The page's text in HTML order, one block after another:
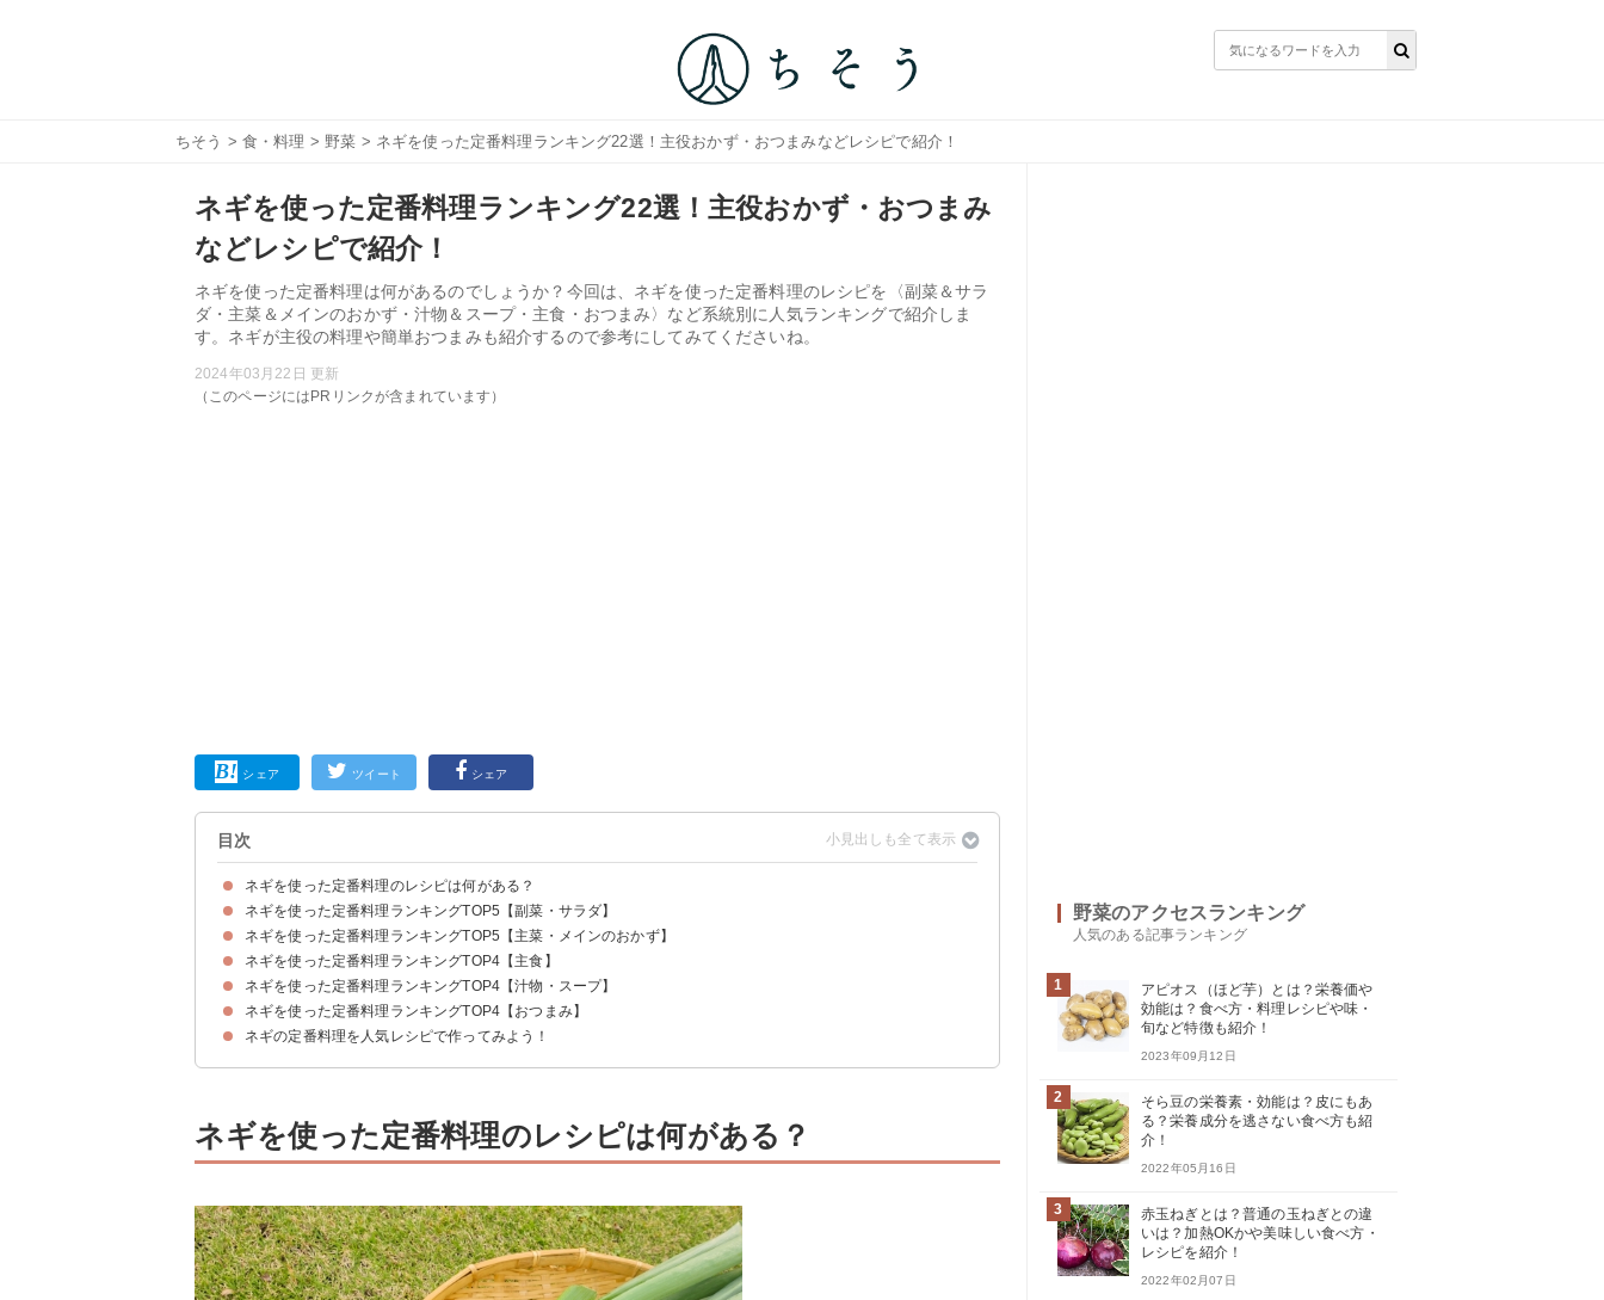
ちそう > 食・料理 > 野菜 > ネギを使った定番料理ランキング22選！主役おかず・おつまみなどレシピで紹介！
ネギを使った定番料理ランキング22選！主役おかず・おつまみ
などレシピで紹介！
ネギを使った定番料理は何があるのでしょうか？今回は、ネギを使った定番料理のレシピを〈副菜＆サラ
ダ・主菜＆メインのおかず・汁物＆スープ・主食・おつまみ〉など系統別に人気ランキングで紹介しま
す。ネギが主役の料理や簡単おつまみも紹介するので参考にしてみてくださいね。
2024年03月22日 更新
（このページにはPRリンクが含まれています）
シェア ツイート シェア
目次
ネギを使った定番料理のレシピは何がある？
ネギを使った定番料理ランキングTOP5【副菜・サラダ】
①人気1位の長ネギナムル
②長ネギのおかか炒め
③白ネギだけで作るやわらかコンソメ煮
④長ネギの棒棒鶏風サラダ
⑤ネギ入り卵焼き
ネギを使った定番料理ランキングTOP5【主菜・メインのおかず】
①肉によく合う甘酢ネギごまだれ
②鶏肉と豆腐のふんわり卵とじ
③厚揚げと豚肉のネギ塩レモン炒め
④油淋鶏
⑤豚巻き長ネギ
ネギを使った定番料理ランキングTOP4【主食】
①ネギ塩豚丼
②長ネギのシンプルパスタ
③あっさりネギうどん
④長ネギとマヨネーズのトースト
ネギを使った定番料理ランキングTOP4【汁物・スープ】
①体が温まる長ねぎの味噌汁
②焦がし長ネギのコンソメスープ
③おかずになる白ネギのスープ
④長ネギと餃子のスープ
ネギを使った定番料理ランキングTOP4【おつまみ】
①長ネギのおつまみマリネ
②お家でねぎま焼き鳥
③甘辛だれの焼きネギ
④ネギを味わうネギ焼き
ネギの定番料理を人気レシピで作ってみよう！
ネギを使った定番料理のレシピは何がある？
野菜のアクセスランキング
人気のある記事ランキング
1
アピオス（ほど芋）とは？栄養価や
効能は？食べ方・料理レシピや味・
旬など特徴も紹介！
2023年09月12日
2
そら豆の栄養素・効能は？皮にもあ
る？栄養成分を逃さない食べ方も紹
介！
2022年05月16日
3
赤玉ねぎとは？普通の玉ねぎとの違
いは？加熱OKかや美味しい食べ方・
レシピを紹介！
2022年02月07日